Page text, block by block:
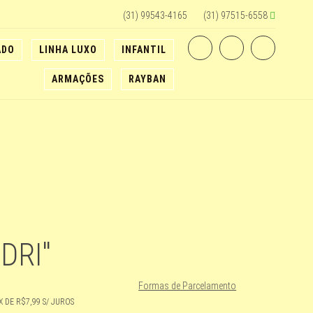
(31) 99543-4165 (31) 97515-6558
LINHA LUXO INFANTIL
ARMAÇÕES RAYBAN
DE R$7,99 S/ JUROS
Formas de Parcelamento